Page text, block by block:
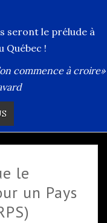
seront le prélude à
Québec !
commence à croire»
le
un Pays